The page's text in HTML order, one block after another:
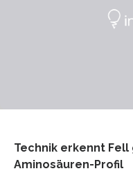
Technik erkennt
Aminosäuren-Profil